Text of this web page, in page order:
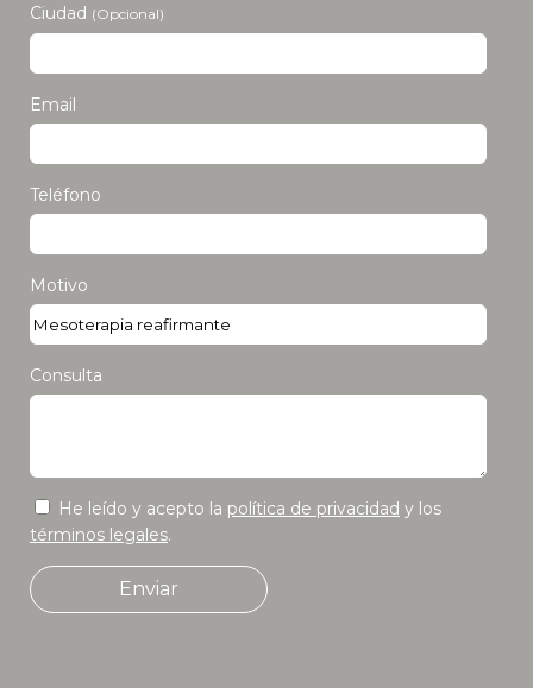
Ciudad (Opcional)
Email
Teléfono
Motivo
Consulta
He leído y acepto la política de privacidad y los
términos legales.